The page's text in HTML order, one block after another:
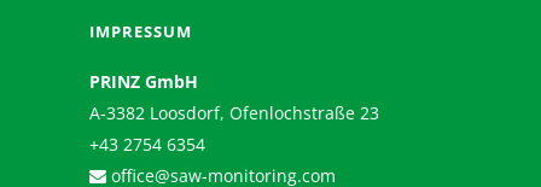
IMPRESSUM
PRINZ GmbH
A-3382 Loosdorf, Ofenlochstraße 23
+43 2754 6354
office@saw-monitoring.com